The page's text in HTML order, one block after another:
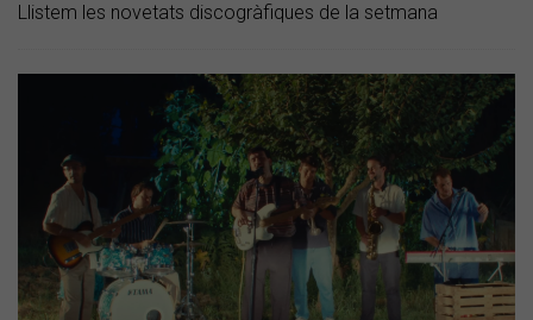
Llistem les novetats discogràfiques de la setmana